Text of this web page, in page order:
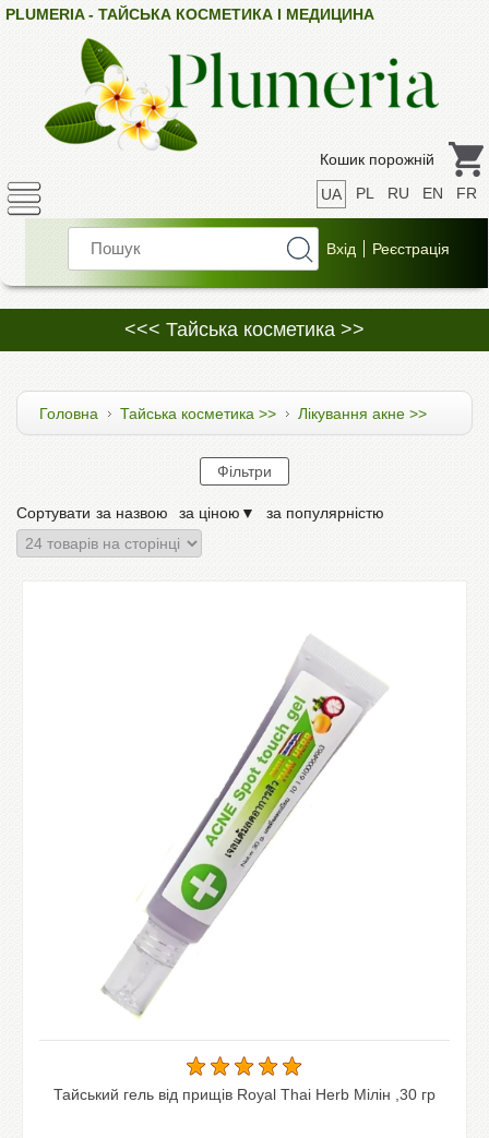
PLUMERIA - ТАЙСЬКА КОСМЕТИКА І МЕДИЦИНА
Кошик порожній
UA
PL RU EN FR
<<< Тайська косметика >>
Головна Тайська косметика >> Лікування акне >>
Сортувати за назвою за ціною ▼ за популярністю
Тайський гель від прищів Royal Thai Herb Мілін ,30 гр